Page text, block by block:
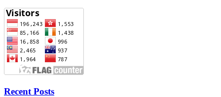
Recent Posts